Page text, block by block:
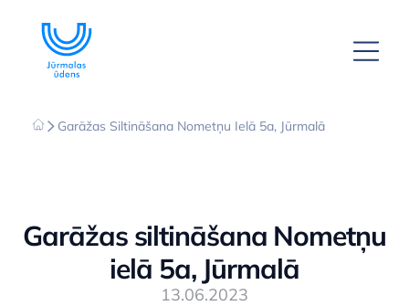
Garāžas Siltināšana Nometņu Ielā 5a, Jūrmalā
Garāžas siltināšana Nometņu
ielā 5a, Jūrmalā
13.06.2023